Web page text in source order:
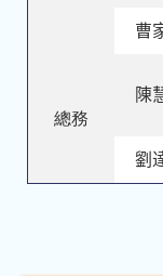
曹
總務
陳
劉